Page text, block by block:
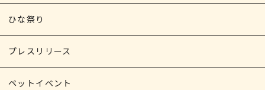
ひな祭り
プレスリリース
ペットイベント